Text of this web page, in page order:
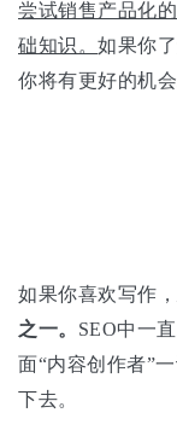
尝试销售产品化
础知识。 如果你
你将有更好的机
如果你喜欢写作，
之一。 SEO中一
面“内容创作者”
下去。